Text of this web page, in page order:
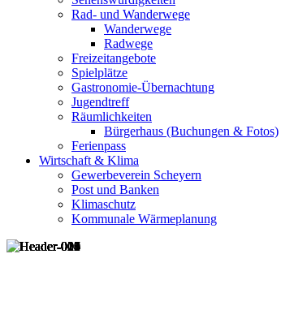
Rad- und Wanderwege
Wanderwege
Radwege
Freizeitangebote
Spielplätze
Gastronomie-Übernachtung
Jugendtreff
Räumlichkeiten
Bürgerhaus (Buchungen & Fotos)
Ferienpass
Wirtschaft & Klima
Gewerbeverein Scheyern
Post und Banken
Klimaschutz
Kommunale Wärmeplanung